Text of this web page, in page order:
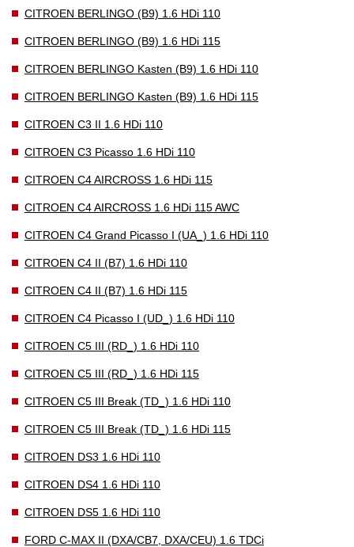
CITROEN BERLINGO (B9) 1.6 HDi 110
CITROEN BERLINGO (B9) 1.6 HDi 115
CITROEN BERLINGO Kasten (B9) 1.6 HDi 110
CITROEN BERLINGO Kasten (B9) 1.6 HDi 115
CITROEN C3 II 1.6 HDi 110
CITROEN C3 Picasso 1.6 HDi 110
CITROEN C4 AIRCROSS 1.6 HDi 115
CITROEN C4 AIRCROSS 1.6 HDi 115 AWC
CITROEN C4 Grand Picasso I (UA_) 1.6 HDi 110
CITROEN C4 II (B7) 1.6 HDi 110
CITROEN C4 II (B7) 1.6 HDi 115
CITROEN C4 Picasso I (UD_) 1.6 HDi 110
CITROEN C5 III (RD_) 1.6 HDi 110
CITROEN C5 III (RD_) 1.6 HDi 115
CITROEN C5 III Break (TD_) 1.6 HDi 110
CITROEN C5 III Break (TD_) 1.6 HDi 115
CITROEN DS3 1.6 HDi 110
CITROEN DS4 1.6 HDi 110
CITROEN DS5 1.6 HDi 110
FORD C-MAX II (DXA/CB7, DXA/CEU) 1.6 TDCi